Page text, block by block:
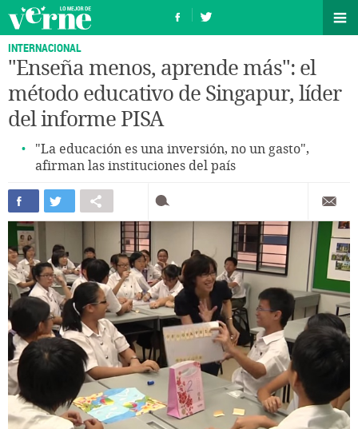
INTERNACIONAL
"Enseña menos, aprende más": el
método educativo de Singapur, líder
del informe PISA
"La educación es una inversión, no un gasto",
afirman las instituciones del país